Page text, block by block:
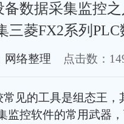
备数据采集监控
三菱FX2系列PLC
网络整理 点击数：
见的工具是组态王
监控软件的常用武器